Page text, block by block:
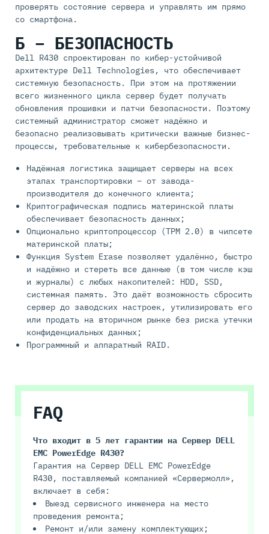
проверять состояние сервера и управлять им прямо
со смартфона.
Б – БЕЗОПАСНОСТЬ
Dell R430 спроектирован по кибер-устойчивой
архитектуре Dell Technologies, что обеспечивает
системную безопасность. При этом на протяжении
всего жизненного цикла сервер будет получать
обновления прошивки и патчи безопасности. Поэтому
системный администратор сможет надёжно и
безопасно реализовывать критически важные бизнес-
процессы, требовательные к кибербезопасности.
Надёжная логистика защищает серверы на всех
этапах транспортировки – от завода-
производителя до конечного клиента;
Криптографическая подпись материнской платы
обеспечивает безопасность данных;
Опционально криптопроцессор (TPM 2.0) в чипсете
материнской платы;
Функция System Erase позволяет удалённо, быстро
и надёжно и стереть все данные (в том числе кэш
и журналы) с любых накопителей: HDD, SSD,
системная память. Это даёт возможность сбросить
сервер до заводских настроек, утилизировать его
или продать на вторичном рынке без риска утечки
конфиденциальных данных;
Программный и аппаратный RAID.
FAQ
Что входит в 5 лет гарантии на Сервер DELL
EMC PowerEdge R430?
Гарантия на Сервер DELL EMC PowerEdge
R430, поставляемый компанией «Сервермолл»,
включает в себя:
Выезд сервисного инженера на место
проведения ремонта;
Ремонт и/или замену комплектующих;